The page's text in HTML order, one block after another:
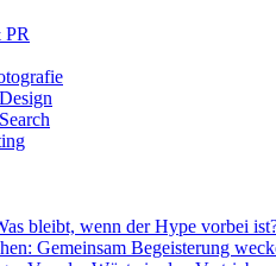
PR
bleibt, wenn der Hype vorbei
Gemeinsam Begeisterung